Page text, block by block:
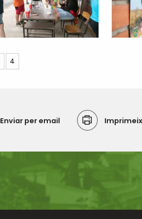
4
Enviar per email